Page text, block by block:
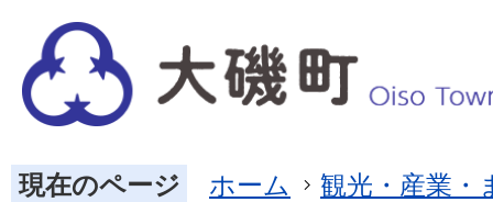
現在のページ ホーム 観光・産業・